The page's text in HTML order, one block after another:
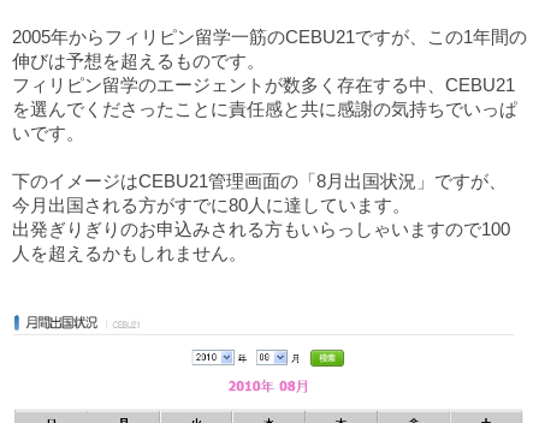
2005年からフィリピン留学一筋のCEBU21ですが、この1年間の
伸びは予想を超えるものです。
フィリピン留学のエージェントが数多く存在する中、CEBU21
を選んでくださったことに責任感と共に感謝の気持ちでいっぱ
いです。
下のイメージはCEBU21管理画面の「8月出国状況」ですが、
今月出国される方がすでに80人に達しています。
出発ぎりぎりのお申込みされる方もいらっしゃいますので100
人を超えるかもしれません。